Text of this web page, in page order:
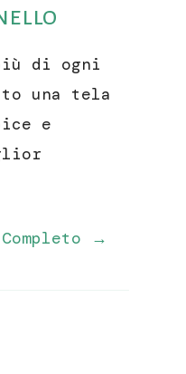
di ogni
una tela
e
→